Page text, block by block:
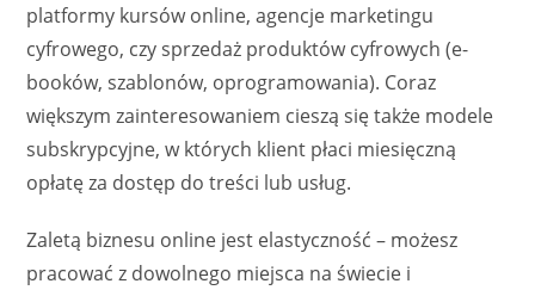
platformy kursów online, agencje marketingu
cyfrowego, czy sprzedaż produktów cyfrowych (e-
booków, szablonów, oprogramowania). Coraz
większym zainteresowaniem cieszą się także modele
subskrypcyjne, w których klient płaci miesięczną
opłatę za dostęp do treści lub usług.
Zaletą biznesu online jest elastyczność – możesz
pracować z dowolnego miejsca na świecie i